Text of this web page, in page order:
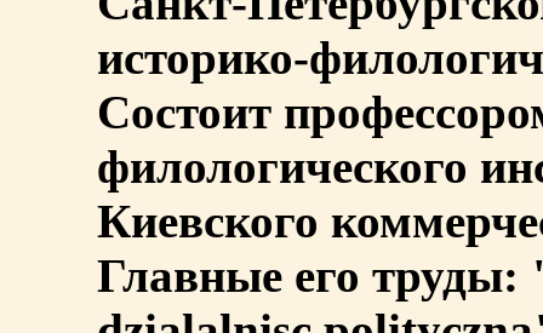
историко-
Состоит
филологического
Киевского
Главные его